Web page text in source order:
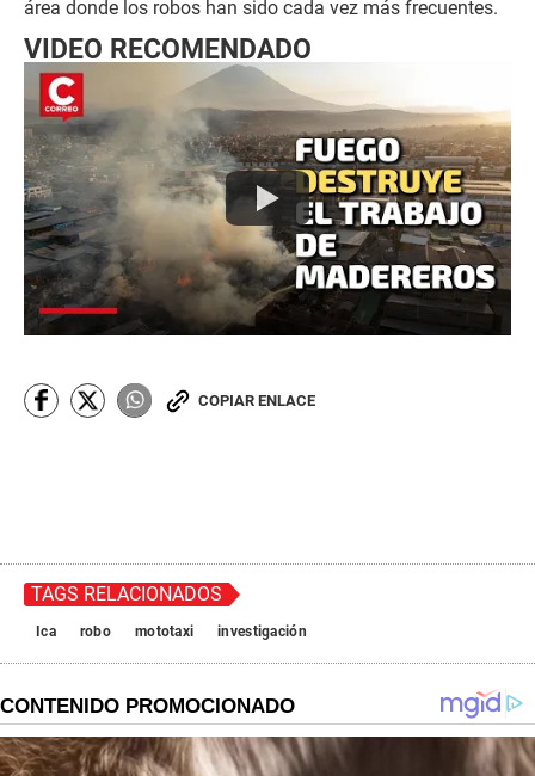
área donde los robos han sido cada vez más frecuentes.
VIDEO RECOMENDADO
COPIAR ENLACE
TAGS RELACIONADOS
Ica robo mototaxi investigación